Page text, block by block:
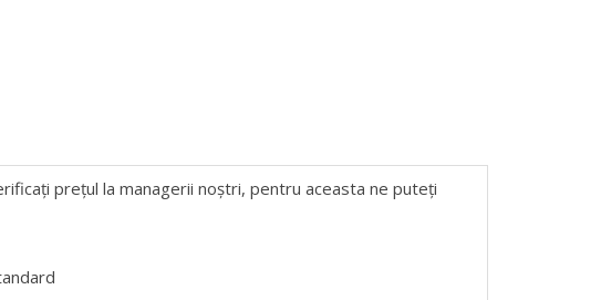
prețul la managerii noștri, pentru aceasta ne puteți